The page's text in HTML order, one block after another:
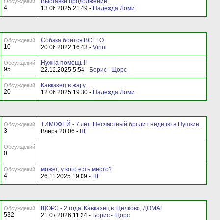
Обсуждений
4
Выставки продолжение
13.06.2025 21:49 - Надежда Ломи
Обсуждений
10
Собака боится ВСЕГО.
20.06.2022 16:43 - Vinni
Обсуждений
95
Нужна помощь,!!
22.12.2025 5:54 - Борис - Щорс
Обсуждений
20
Кавказец в жару
12.06.2025 19:30 - Надежда Ломи
Обсуждений
3
ТИМОФЕЙ - 7 лет. Несчастный бродит неделю в Пушкин...
Вчера 20:06 - НГ
Обсуждений
0
Обсуждений
4
может, у кого есть место?
26.11.2025 19:09 - НГ
Обсуждений
532
ЩОРС - 2 года. Кавказец в Щелково, ДОМА!
21.07.2026 11:24 - Борис - Щорс